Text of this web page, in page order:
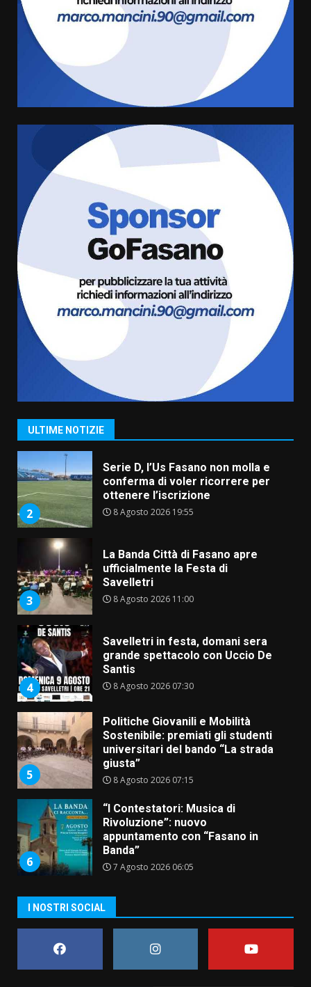
ULTIME NOTIZIE
Savelletri in festa, domani sera
grande spettacolo con Uccio De
Santis
Sostenibile: premiati gli studenti
universitari del bando “La strada
giusta”
8 Agosto 2026 07:15
“I Contestatori: Musica di
Rivoluzione”: nuovo
appuntamento con “Fasano in
Banda”
7 Agosto 2026 06:05
US Fasano, Scianaro: “Profonda
amarezza per esclusione dal
campionato di calcio”
7 Agosto 2026 06:00
1
Grande successo per la “Sagra
del Pesce Spada” a Savelletri
9 Agosto 2026 07:32
2
Serie D, l’Us Fasano non molla e
conferma di voler ricorrere per
ottenere l’iscrizione
8 Agosto 2026 19:55
3
La Banda Città di Fasano apre
ufficialmente la Festa di
Savelletri
8 Agosto 2026 11:00
4
Savelletri in festa, domani sera
grande spettacolo con Uccio De
Santis
8 Agosto 2026 07:30
5
Politiche Giovanili e Mobilità
Sostenibile: premiati gli studenti
universitari del bando “La strada
giusta”
8 Agosto 2026 07:15
6
“I Contestatori: Musica di
Rivoluzione”: nuovo
appuntamento con “Fasano in
Banda”
7 Agosto 2026 06:05
amarezza per esclusione dal
campionato di calcio”
7 Agosto 2026 06:00
I NOSTRI SOCIAL